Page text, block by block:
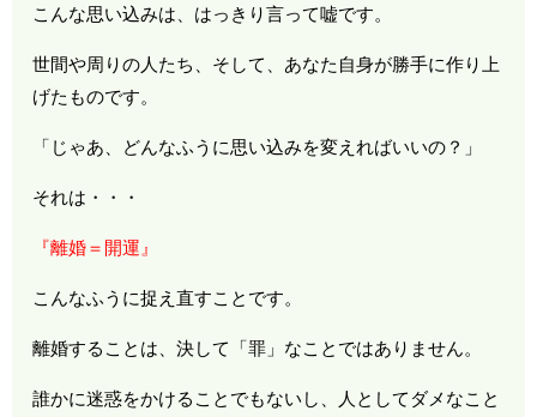
こんな思い込みは、はっきり言って嘘です。
世間や周りの人たち、そして、あなた自身が勝手に作り上
げたものです。
「じゃあ、どんなふうに思い込みを変えればいいの？」
それは・・・
『離婚＝開運』
こんなふうに捉え直すことです。
離婚することは、決して「罪」なことではありません。
誰かに迷惑をかけることでもないし、人としてダメなこと